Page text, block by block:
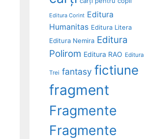
Editura Corint Editura
Humanitas Editura Litera
Editura Nemira Editura
Polirom Editura RAO Editura
Trei fantasy fictiune
fragment
Fragmente
Fragmente